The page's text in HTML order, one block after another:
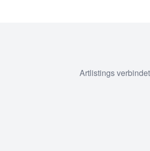
Artlistings